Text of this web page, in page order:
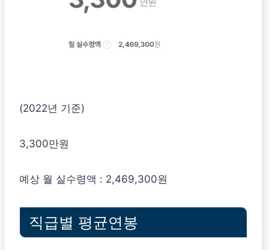
(2022년 기준)
3,300만원
예상 월 실수령액 : 2,469,300원
직급별 평균연봉